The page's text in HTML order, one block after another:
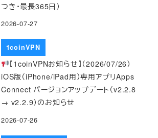
つき・最長365日）
2026-07-27
1coinVPN
【1coinVPNお知らせ】（2026/07/26）
iOS版（iPhone/iPad用）専用アプリApps
Connect バージョンアップデート（v2.2.8
→ v2.2.9）のお知らせ
2026-07-26